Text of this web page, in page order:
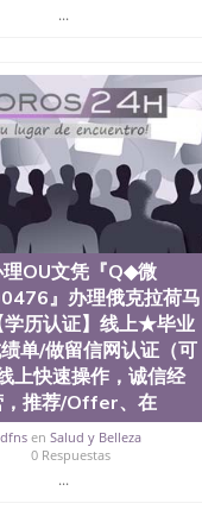
University）圣何塞州
University）圣何塞州
University）圣何塞州
University）圣何塞州
University）圣何
微信551190476澳洲
业证成绩单假文凭
澳洲读CQU中
成绩单假文凭学历办
成绩单/做留信网认
类英文材料/制作，购
...
理OU文凭『Q◆微
』办理俄克拉荷马
学历认证】线上★毕业
单/做留信网认证（可
上快速操作，诚信经
，推荐/Offer、在
dfns enSalud y Belleza
0 Respuestas
...